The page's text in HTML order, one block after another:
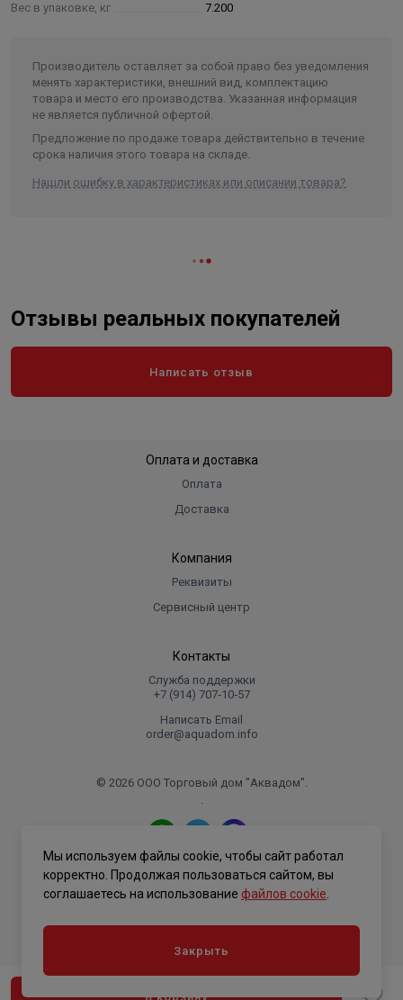
В корзину
Вес в упаковке, кг 7.200
Производитель оставляет за собой право без уведомления
менять характеристики, внешний вид, комплектацию
товара и место его производства. Указанная информация
не является публичной офертой.
Предложение по продаже товара действительно в течение
срока наличия этого товара на складе.
Нашли ошибку в характеристиках или описании товара?
Отзывы реальных покупателей
Написать отзыв
Оплата и доставка
Оплата
Доставка
Компания
Реквизиты
Сервисный центр
Контакты
Служба поддержки
+7 (914) 707‑10‑57
Написать Email
order@aquadom.info
© 2026 ООО Торговый дом "Аквадом".
.
Политика конфиденциальности
Мы используем файлы cookie, чтобы сайт работал
корректно. Продолжая пользоваться сайтом, вы
соглашаетесь на использование файлов cookie
Закрыть